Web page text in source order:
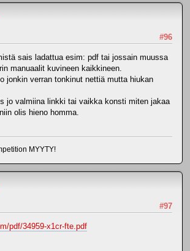
#96
sais ladattua esim: pdf tai jossain muussa
manuaalit kuvineen kaikkineen.
jonkin verran tonkinut nettiä mutta hiukan
jo valmiina linkki tai vaikka konsti miten jakaa
olis hieno homma.
MYYTY!
#97
pdf/34959-x1cr-fte.pdf